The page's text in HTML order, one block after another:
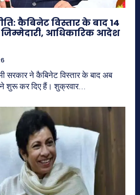
कैबिनेट विस्तार के बाद 14
आधिकारिक आदेश
सरकार ने कैबिनेट विस्तार के बाद अब
शुरू कर दिए हैं। शुक्रवार...